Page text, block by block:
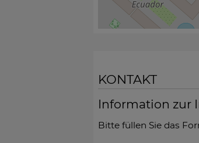
KONTAKT
Information zur
Bitte füllen Sie das